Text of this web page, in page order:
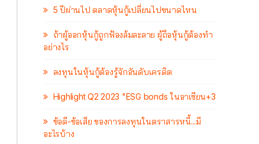
5 ปีผ่านไป ตลาดหุ้นกู้เปลี่ยนไปขนาดไหน
ถ้าผู้ออกหุ้นกู้ถูกฟ้องล้มละลาย ผู้ถือหุ้นกู้ต้องทำ
อย่างไร
ลงทุนในหุ้นกู้ต้องรู้จักอันดับเครดิต
Highlight Q2 2023 "ESG bonds ในอาเซียน+3
ข้อดี-ข้อเสีย ของการลงทุนในตราสารหนี้...มี
อะไรบ้าง